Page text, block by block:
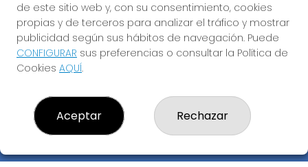
CONTACTO
ADMINISTRACION DE LOTERIAS: 17-CADIZ - RECEPTOR
OFICIAL: 21300
956073495
info@administracionelpelotazo.es
Callejones Cardoso nº12
Cádiz, 11002
de este sitio web y, con su consentimiento, cookies
propias y de terceros para analizar el tráfico y mostrar
publicidad según sus hábitos de navegación. Puede
CONFIGURAR sus preferencias o consultar la Política de
Cookies AQUÍ.
Aceptar Rechazar